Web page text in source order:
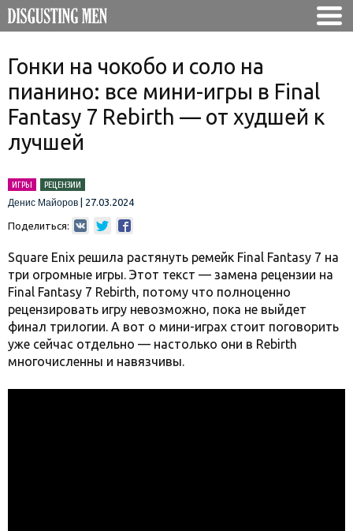
Гонки на чокобо и соло на
пианино: все мини-игры в Final
Fantasy 7 Rebirth — от худшей к
лучшей
ИГРЫ
РЕЦЕНЗИИ
Денис Майоров
27.03.2024
Поделиться:
Square Enix решила растянуть ремейк Final Fantasy 7 на
три огромные игры. Этот текст — замена рецензии на
Final Fantasy 7 Rebirth, потому что полноценно
рецензировать игру невозможно, пока не выйдет
финал трилогии. А вот о мини-играх стоит поговорить
уже сейчас отдельно — настолько они в Rebirth
многочисленны и навязчивы.